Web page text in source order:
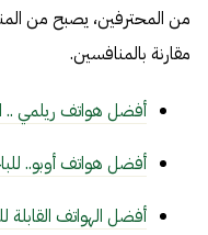
مقارنة بالمنافسين.
أفضل هواتف ريلمي ..
أفضل هواتف أوبو..
أفضل الهواتف